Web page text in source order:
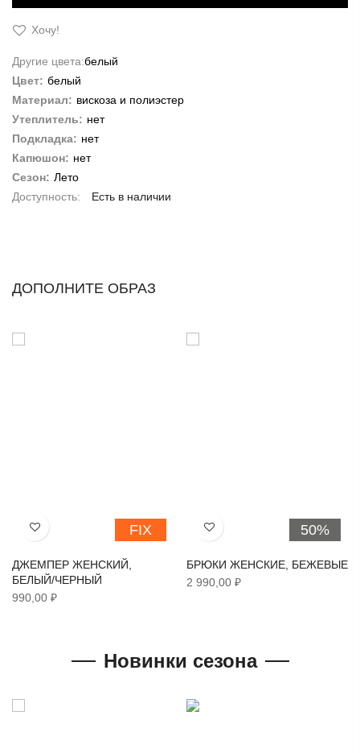
Хочу!
Другие цвета:белый
Цвет: белый
Материал: вискоза и полиэстер
Утеплитель: нет
Подкладка: нет
Капюшон: нет
Сезон: Лето
Есть в наличии
ДОПОЛНИТЕ ОБРАЗ
FIX
Хочу!
ДЖЕМПЕР ЖЕНСКИЙ,
БЕЛЫЙ/ЧЕРНЫЙ
990,00 ₽
50%
Хочу!
БРЮКИ ЖЕНСКИЕ, БЕЖЕВЫЕ
2 990,00 ₽
Новинки сезона